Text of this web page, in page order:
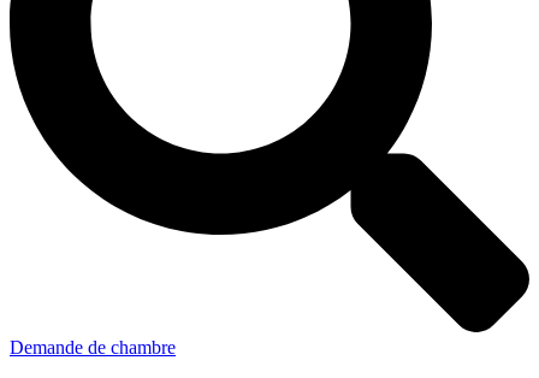
Demande de chambre